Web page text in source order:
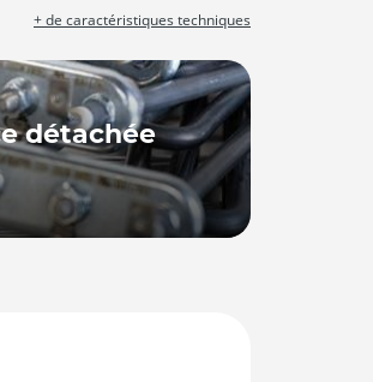
+ de caractéristiques techniques
détachée